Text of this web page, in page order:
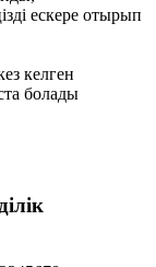
ескере отырып
келген
болады